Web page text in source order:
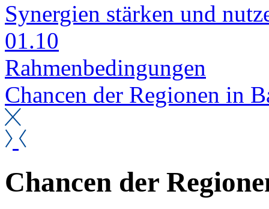
Syn­er­gi­en stär­ken und
01.10
Rah­men­be­din­gun­gen
Chan­cen der Re­gio­nen in
Chan­cen der